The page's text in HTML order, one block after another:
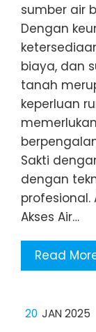
sumber air
Dengan
biaya, dan
tanah
keperluan
Sakti
dengan
profesional.
Akses Air…
Read
20 JAN 2025